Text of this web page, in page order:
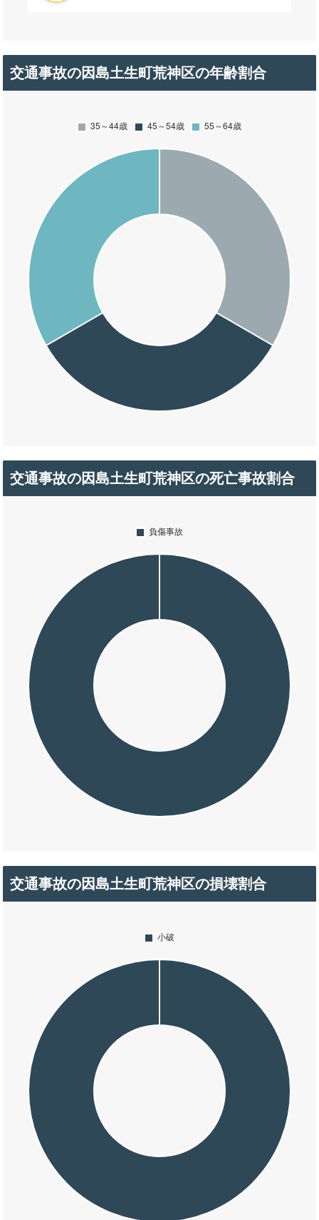
交通事故の因島土生町荒神区の年齢割合
交通事故の因島土生町荒神区の死亡事故割合
交通事故の因島土生町荒神区の損壊割合